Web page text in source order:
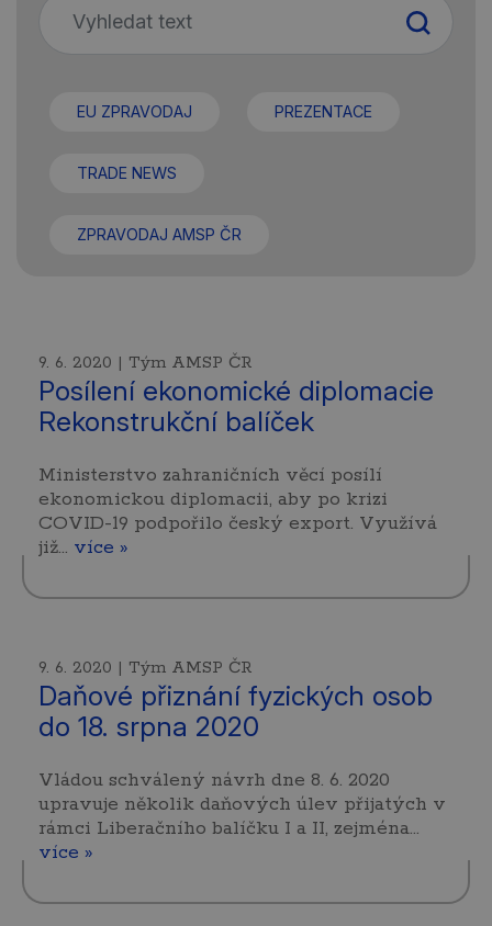
EU ZPRAVODAJ PREZENTACE
TRADE NEWS
ZPRAVODAJ AMSP ČR
9. 6. 2020 | Tým AMSP ČR
Posílení ekonomické diplomacie
Rekonstrukční balíček
Ministerstvo zahraničních věcí posílí
ekonomickou diplomacii, aby po krizi
COVID-19 podpořilo český export. Využívá
již… více »
9. 6. 2020 | Tým AMSP ČR
Daňové přiznání fyzických osob
do 18. srpna 2020
Vládou schválený návrh dne 8. 6. 2020
upravuje několik daňových úlev přijatých v
rámci Liberačního balíčku I a II, zejména…
více »